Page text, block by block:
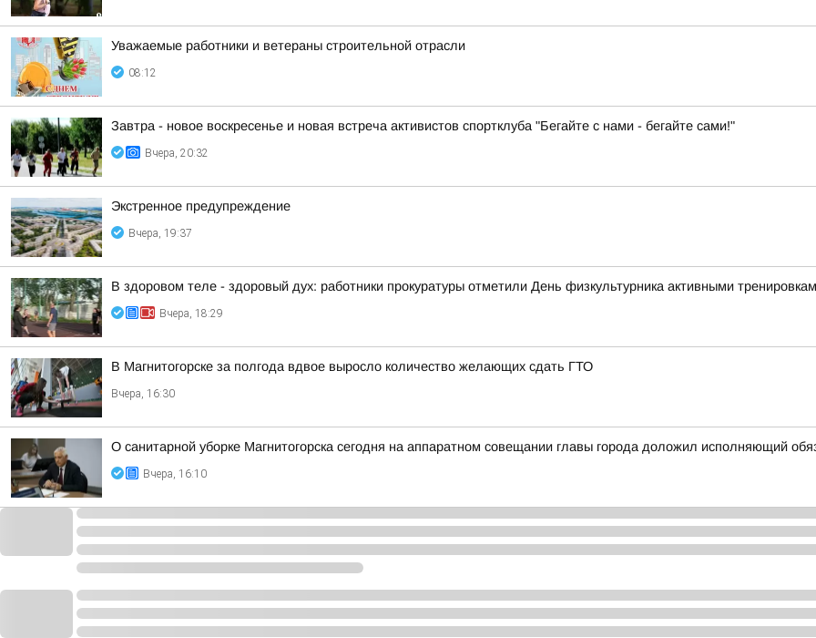
Уважаемые работники и ветераны строительной отрасли
08:12
Завтра - новое воскресенье и новая встреча активистов спортклуба "Бегайте с нами - бегайте сами!"
Вчера, 20:32
Экстренное предупреждение
Вчера, 19:37
В здоровом теле - здоровый дух: работники прокуратуры отметили День физкультурника активными
Вчера, 18:29
В Магнитогорске за полгода вдвое выросло количество желающих сдать ГТО
Вчера, 16:30
О санитарной уборке Магнитогорска сегодня на аппаратном совещании главы города доложил исполняющий
Вчера, 16:10